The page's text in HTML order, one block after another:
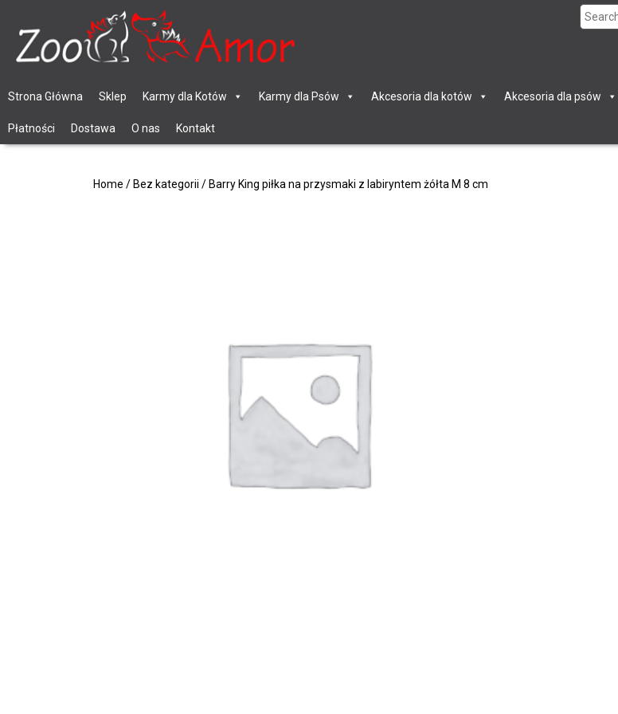
Search
Strona Główna Sklep Karmy dla Kotów Karmy dla Psów Akcesoria dla kotów Akcesoria dla psów
Płatności Dostawa O nas Kontakt
Home / Bez kategorii / Barry King piłka na przysmaki z labiryntem żółta M 8 cm